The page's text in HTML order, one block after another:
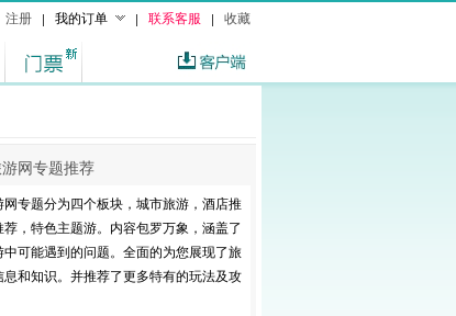
注册 我的订单 联系客服 收藏
网专题推荐
网专题分为四个板块，城市旅游，酒店推
荐，特色主题游。内容包罗万象，涵盖了
中可能遇到的问题。全面的为您展现了旅
息和知识。并推荐了更多特有的玩法及攻